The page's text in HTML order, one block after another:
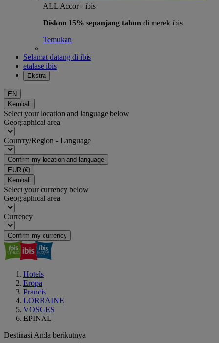
ALL Accor+ ibis
Diskon 15% sepanjang tahun di merek ibis
Temukan
Selamat datang di ibis
etalase ibis
Ekstra
EN
Kembali
Select your location and language below
Geographical area
Country/Region - Language
Confirm my location and language
EUR (€)
Kembali
Select your currency below
Geographical area
Currency
Confirm my currency
Hotels
Eropa
Prancis
LORRAINE
VOSGES
EPINAL
Destinasi Anda berikutnya